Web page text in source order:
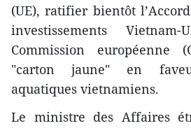
(UE), ratifier bientôt
investissements
Commission
"carton jaune" en
aquatiques vietnamiens.
Le ministre des Affaires